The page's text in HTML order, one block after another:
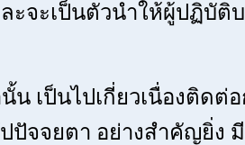
ะจะเป็นตัวนำให้ผู้ปฏิบัติ
น เป็นไปเกี่ยวเนื่องติดต่
ปัจจยตา อย่างสำคัญยิ่ง มี